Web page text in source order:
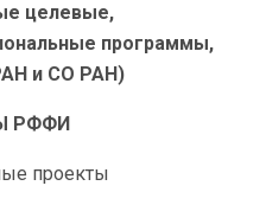
целевые,
программы,
и СО РАН)
РФФИ
проекты